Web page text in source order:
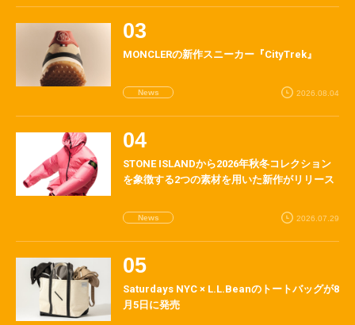
MONCLERの新作スニーカー『CityTrek』
News 2026.08.04
STONE ISLANDから2026年秋冬コレクション
を象徴する2つの素材を用いた新作がリリース
News 2026.07.29
Saturdays NYC × L.L.Beanのトートバッグが8
月5日に発売